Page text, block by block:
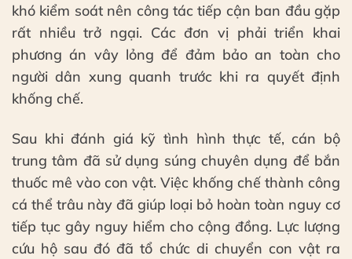
khó kiểm soát nên công tác tiếp cận ban đầu gặp
rất nhiều trở ngại. Các đơn vị phải triển khai
phương án vây lỏng để đảm bảo an toàn cho
người dân xung quanh trước khi ra quyết định
khống chế.
Sau khi đánh giá kỹ tình hình thực tế, cán bộ
trung tâm đã sử dụng súng chuyên dụng để bắn
thuốc mê vào con vật. Việc khống chế thành công
cá thể trâu này đã giúp loại bỏ hoàn toàn nguy cơ
tiếp tục gây nguy hiểm cho cộng đồng. Lực lượng
cứu hộ sau đó đã tổ chức di chuyển con vật ra